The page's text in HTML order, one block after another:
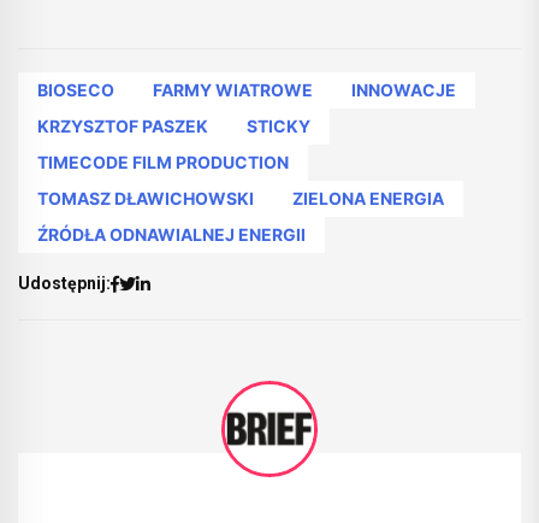
BIOSECO FARMY WIATROWE
INNOWACJE
KRZYSZTOF PASZEK
STICKY
TIMECODE FILM PRODUCTION
TOMASZ DŁAWICHOWSKI
ZIELONA ENERGIA
ŹRÓDŁA ODNAWIALNEJ ENERGII
Udostępnij: